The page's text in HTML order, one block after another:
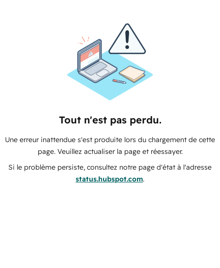
Tout n'est pas perdu.
Une erreur inattendue s'est produite lors du chargement de cette
page. Veuillez actualiser la page et réessayer.
Si le problème persiste, consultez notre page d'état à l'adresse
status.hubspot.com.